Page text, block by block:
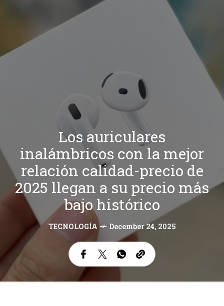
Los auriculares
inalámbricos con la mejor
relación calidad-precio de
2025 llegan a su precio más
bajo histórico
TECNOLOGÍA December 24, 2025